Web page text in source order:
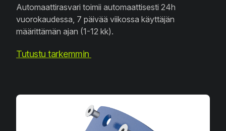
Automaattirasvari toimii automaattisesti 24h
vuorokaudessa, 7 päivää viikossa käyttäjän
määrittämän ajan (1-12 kk).
Tutustu tarkemmin